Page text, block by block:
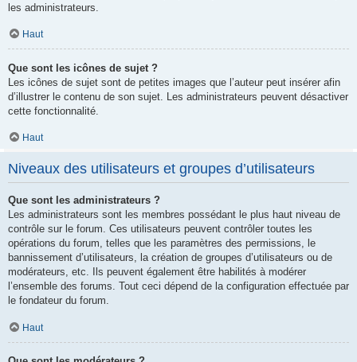
les administrateurs.
Haut
Que sont les icônes de sujet ?
Les icônes de sujet sont de petites images que l’auteur peut insérer afin
d’illustrer le contenu de son sujet. Les administrateurs peuvent désactiver
cette fonctionnalité.
Haut
Niveaux des utilisateurs et groupes d’utilisateurs
Que sont les administrateurs ?
Les administrateurs sont les membres possédant le plus haut niveau de
contrôle sur le forum. Ces utilisateurs peuvent contrôler toutes les
opérations du forum, telles que les paramètres des permissions, le
bannissement d’utilisateurs, la création de groupes d’utilisateurs ou de
modérateurs, etc. Ils peuvent également être habilités à modérer
l’ensemble des forums. Tout ceci dépend de la configuration effectuée par
le fondateur du forum.
Haut